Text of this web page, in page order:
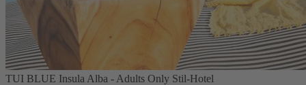
TUI BLUE Insula Alba - Adults Only Stil-Hotel